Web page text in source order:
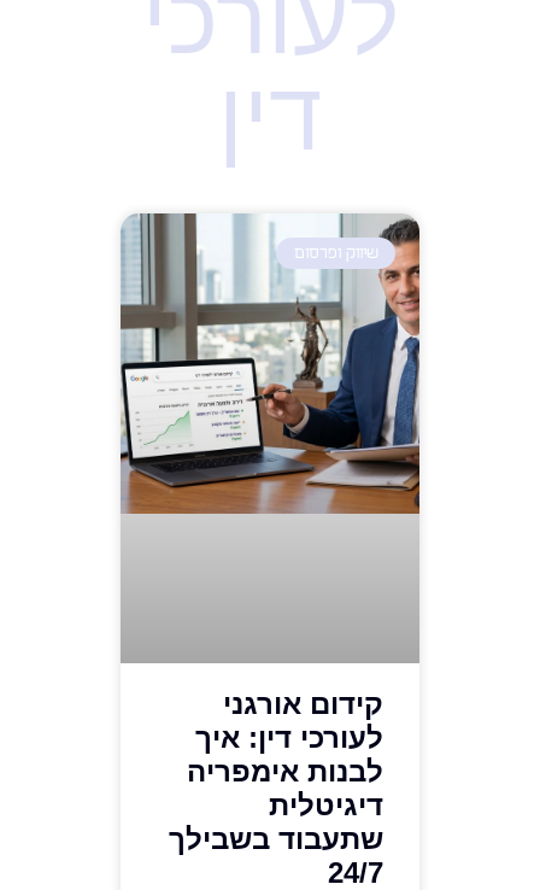
דין
שיווק ופרסום
קידום אורגני
לעורכי דין: איך
לבנות אימפריה
דיגיטלית
שתעבוד בשבילך
24/7